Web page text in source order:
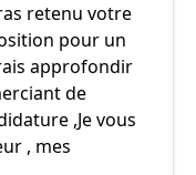
retenu votre
pour un
approfondir
de
,Je vous
, mes